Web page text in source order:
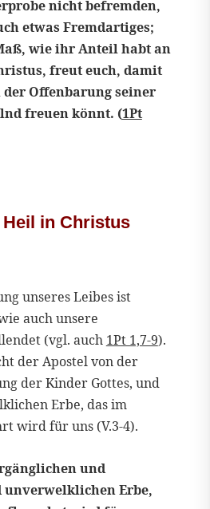
nicht befremden,
etwas Fremdartiges;
wie ihr Anteil habt an
freut euch, damit
Offenbarung seiner
freuen könnt. (1Pt
in Christus
unseres Leibes ist
auch unsere
(vgl. auch 1Pt 1,7-9).
der Apostel von der
der Kinder Gottes, und
Erbe, das im
wird für uns (V.3-4).
und
unverwelklichen Erbe,